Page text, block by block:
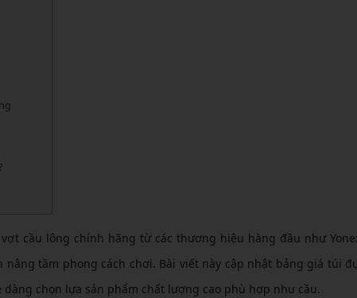
LÔNG 3RD
LÔNG DAS X
LÔNG FLEET
LÔNG KAWASAKI
cầu lông chính hãng từ các thương hiệu hàng đầu như
tầm phong cách chơi. Bài viết này cập nhật bảng giá túi
chọn lựa sản phẩm chất lượng cao phù hợp nhu cầu.